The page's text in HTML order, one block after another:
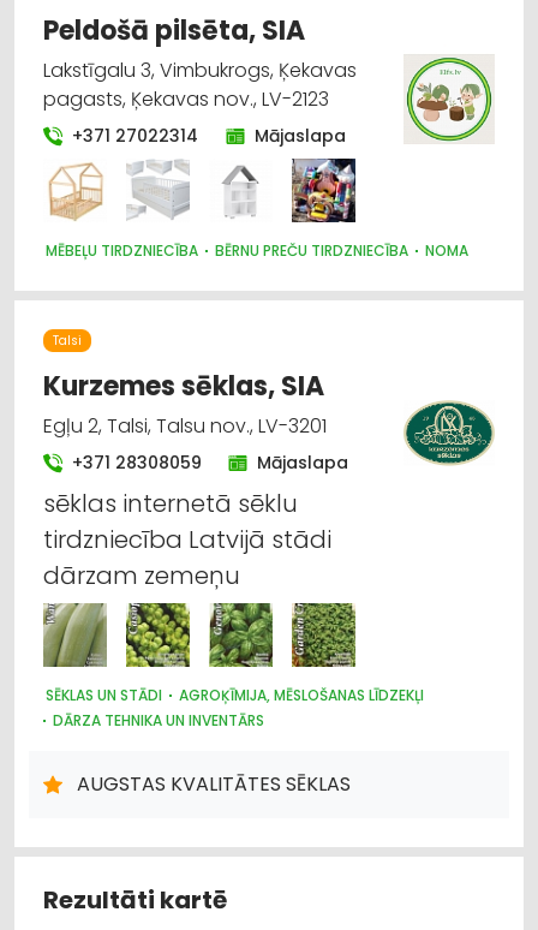
Peldošā pilsēta, SIA
Lakstīgalu 3, Vimbukrogs, Ķekavas
pagasts, Ķekavas nov., LV-2123
+371 27022314 Mājaslapa
MĒBEĻU TIRDZNIECĪBA BĒRNU PREČU TIRDZNIECĪBA NOMA
Talsi
Kurzemes sēklas, SIA
Egļu 2, Talsi, Talsu nov., LV-3201
+371 28308059 Mājaslapa
sēklas internetā sēklu
tirdzniecība Latvijā stādi
dārzam zemeņu
SĒKLAS UN STĀDI
AGROĶĪMIJA, MĒSLOŠANAS LĪDZEKĻI
DĀRZA TEHNIKA UN INVENTĀRS
AUGSTAS KVALITĀTES SĒKLAS
Rezultāti kartē